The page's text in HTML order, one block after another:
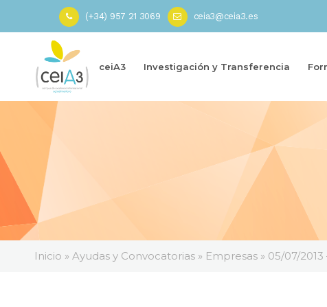
(+34) 957 21 3069 ceia3@ceia3.es
ceiA3 Investigación y Transferencia
Inicio » Ayudas y Convocatorias » Empresas » 05/07/